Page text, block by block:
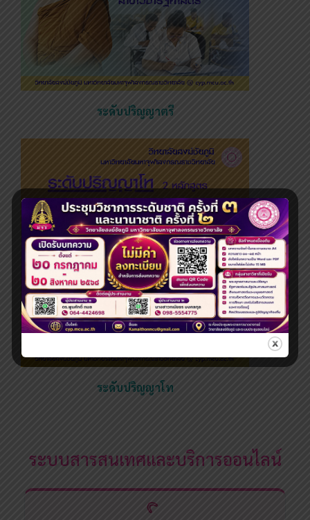
ระดับปริญญาตรี
ระดับปริญญาโท
ระบบสารสนเทศและบริการออนไลน์